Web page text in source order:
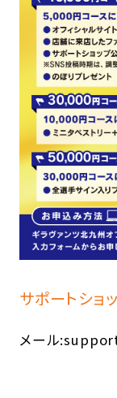
サポートショ
メール